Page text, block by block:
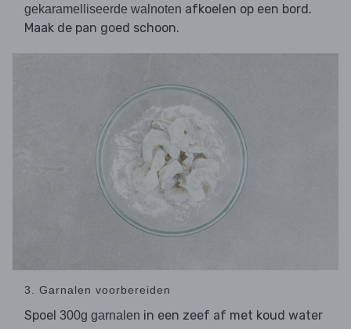
gekaramelliseerde walnoten afkoelen op een bord.
Maak de pan goed schoon.
3. Garnalen voorbereiden
Spoel 300g garnalen in een zeef af met koud water